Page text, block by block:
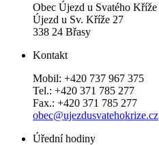
Obec Újezd u Svatého Kříže
Újezd u Sv. Kříže 27
338 24 Břasy
Kontakt
Mobil: +420 737 967 375
Tel.: +420 371 785 277
Fax.: +420 371 785 277
obec@ujezdusvatehokrize.cz
Úřední hodiny